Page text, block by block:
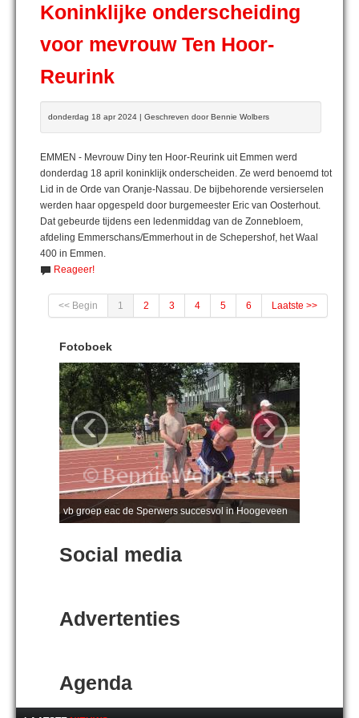
Koninklijke onderscheiding
voor mevrouw Ten Hoor-
Reurink
donderdag 18 apr 2024 | Geschreven door Bennie Wolbers
EMMEN - Mevrouw Diny ten Hoor-Reurink uit Emmen werd
donderdag 18 april koninklijk onderscheiden. Ze werd benoemd tot
Lid in de Orde van Oranje-Nassau. De bijbehorende versierselen
werden haar opgespeld door burgemeester Eric van Oosterhout.
Dat gebeurde tijdens een ledenmiddag van de Zonnebloem,
afdeling Emmerschans/Emmerhout in de Schepershof, het Waal
400 in Emmen.
Reageer!
<< Begin 1 2 3 4 5 6 Laatste >>
Fotoboek
vb groep eac de Sperwers succesvol in Hoogeveen
‹ ›
Social media
Advertenties
Agenda